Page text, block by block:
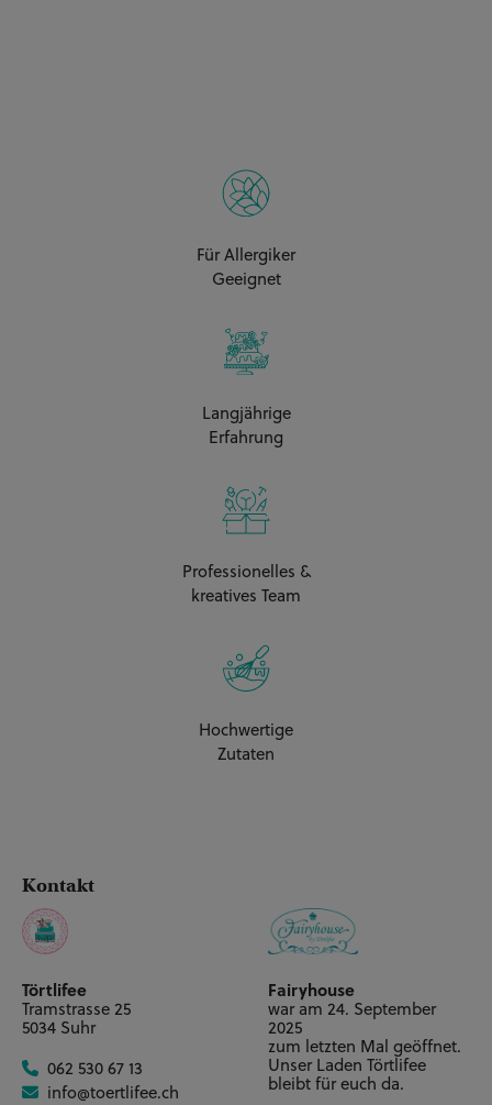
Für Allergiker
Geeignet
Langjährige
Erfahrung
Professionelles &
kreatives Team
Hochwertige
Zutaten
Kontakt
Törtlifee
Tramstrasse 25
5034 Suhr
062 530 67 13
info@toertlifee.ch
Fairyhouse
war am 24. September
2025
zum letzten Mal geöffnet.
Unser Laden Törtlifee
bleibt für euch da.